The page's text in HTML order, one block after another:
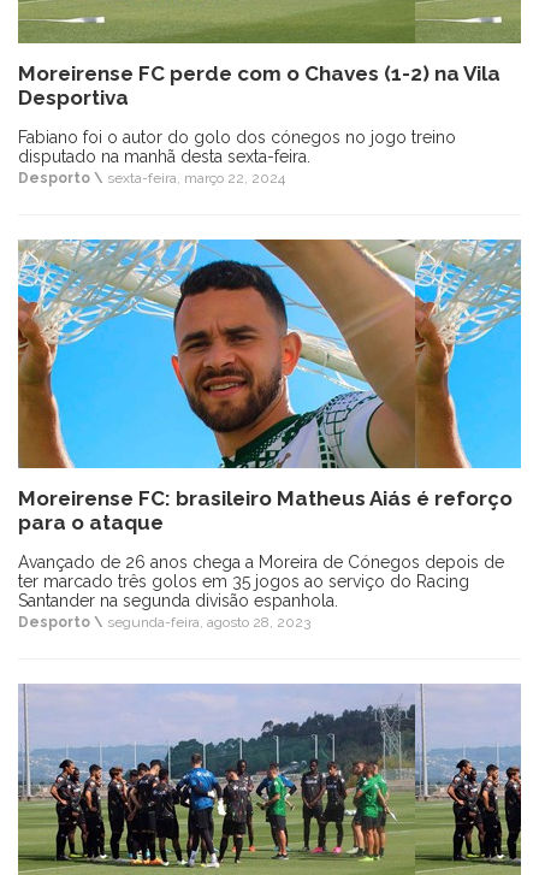
Moreirense FC perde com o Chaves (1-2) na Vila
Desportiva
Fabiano foi o autor do golo dos cónegos no jogo treino
disputado na manhã desta sexta-feira.
Desporto \ sexta-feira, março 22, 2024
Moreirense FC: brasileiro Matheus Aiás é reforço
para o ataque
Avançado de 26 anos chega a Moreira de Cónegos depois de
ter marcado três golos em 35 jogos ao serviço do Racing
Santander na segunda divisão espanhola.
Desporto \ segunda-feira, agosto 28, 2023